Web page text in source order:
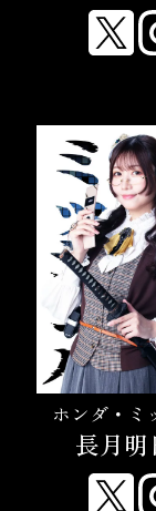
ホンダ・ミ
長月明